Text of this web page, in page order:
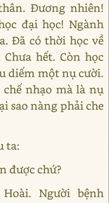
Đương nhiên!
đại học! Ngành
Đã có thời học về
hết. Còn học
diếm một nụ cười.
nhạo mà là nụ
sao nàng phải che
ta:
được chứ?
Người bệnh